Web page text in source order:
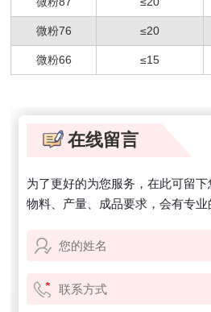
微粉76 ≤20
微粉66 ≤15
在线留言
为了更好的为您服务，在此可留
物料、产量、成品要求，会有专业